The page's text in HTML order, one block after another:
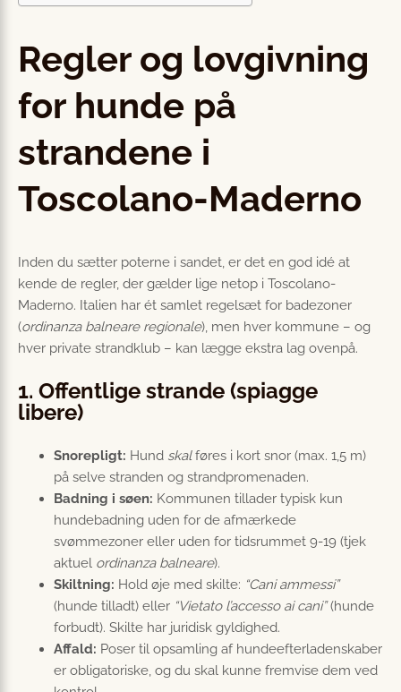
Regler og lovgivning
for hunde på
strandene i
Toscolano-Maderno
Inden du sætter poterne i sandet, er det en god idé at
kende de regler, der gælder lige netop i Toscolano-
Maderno. Italien har ét samlet regelsæt for badezoner
(ordinanza balneare regionale), men hver kommune – og
hver private strandklub – kan lægge ekstra lag ovenpå.
1. Offentlige strande (spiagge
libere)
Snorepligt: Hund skalføres i kort snor (max. 1,5 m)
på selve stranden og strandpromenaden.
Badning i søen: Kommunen tillader typisk kun
hundebadning uden for de afmærkede
svømmezoner eller uden for tidsrummet 9-19 (tjek
aktuel ordinanza balneare).
Skiltning: Hold øje med skilte: “Cani ammessi”
(hunde tilladt) eller “Vietato l’accesso ai cani”(hunde
forbudt). Skilte har juridisk gyldighed.
Affald: Poser til opsamling af hundeefterladenskaber
er obligatoriske, og du skal kunne fremvise dem ved